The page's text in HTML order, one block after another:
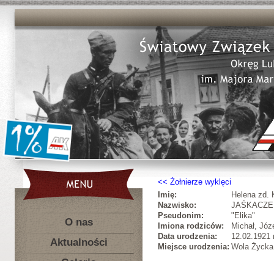
O nas
Aktualności
Żołnierze wyklęci
Imię:
Helena zd.
Nazwisko:
Pseudonim:
"Elika"
Imiona rodziców:
Michał,
Data urodzenia:
12.02.1921
Miejsce urodzenia: Wola